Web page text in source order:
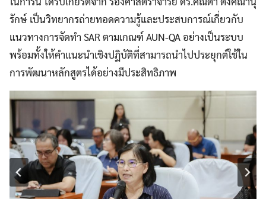
รักษ์ เป็นวิทยากรถ่ายทอดความรู้และประสบการณ์เกี่ยวกับ
แนวทางการจัดทำ SAR ตามเกณฑ์ AUN-QA อย่างเป็นระบบ
พร้อมทั้งให้คำแนะนำเชิงปฏิบัติที่สามารถนำไปประยุกต์ใช้ใน
การพัฒนาหลักสูตรได้อย่างมีประสิทธิภาพ